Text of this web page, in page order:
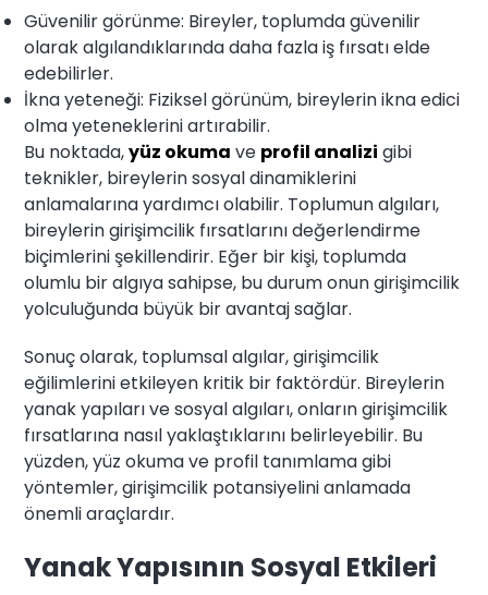
Güvenilir görünme: Bireyler, toplumda güvenilir
olarak algılandıklarında daha fazla iş fırsatı elde
edebilirler.
İkna yeteneği: Fiziksel görünüm, bireylerin ikna edici
olma yeteneklerini artırabilir.
Bu noktada,yüz okuma ve profil analizi gibi
teknikler, bireylerin sosyal dinamiklerini
anlamalarına yardımcı olabilir. Toplumun algıları,
bireylerin girişimcilik fırsatlarını değerlendirme
biçimlerini şekillendirir. Eğer bir kişi, toplumda
olumlu bir algıya sahipse, bu durum onun girişimcilik
yolculuğunda büyük bir avantaj sağlar.
Sonuç olarak, toplumsal algılar, girişimcilik
eğilimlerini etkileyen kritik bir faktördür. Bireylerin
yanak yapıları ve sosyal algıları, onların girişimcilik
fırsatlarına nasıl yaklaştıklarını belirleyebilir. Bu
yüzden, yüz okuma ve profil tanımlama gibi
yöntemler, girişimcilik potansiyelini anlamada
önemli araçlardır.
Yanak Yapısının Sosyal Etkileri